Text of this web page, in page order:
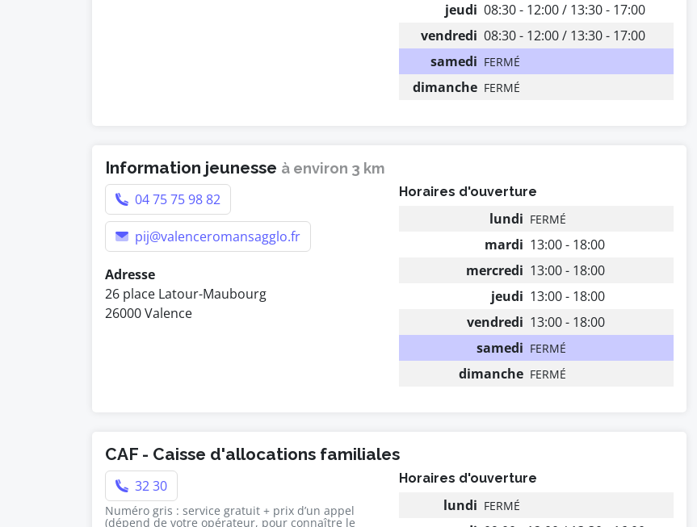
jeudi 08:30 - 12:00 / 13:30 - 17:00
vendredi 08:30 - 12:00 / 13:30 - 17:00
samedi FERMÉ
dimanche FERMÉ
Information jeunesse à environ 3 km
04 75 75 98 82
pij@valenceromansagglo.fr
Adresse
26 place Latour-Maubourg
26000 Valence
Horaires d'ouverture
lundi FERMÉ
mardi 13:00 - 18:00
mercredi 13:00 - 18:00
jeudi 13:00 - 18:00
vendredi 13:00 - 18:00
samedi FERMÉ
dimanche FERMÉ
CAF - Caisse d'allocations familiales
32 30
Numéro gris : service gratuit + prix d’un appel
(dépend de votre opérateur, pour connaître le
Horaires d'ouverture
lundi FERMÉ